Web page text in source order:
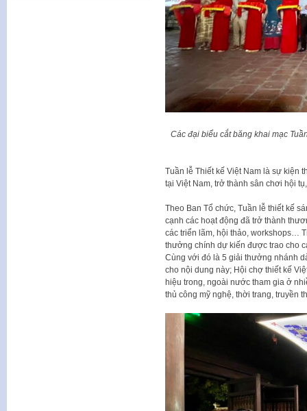
Các đại biểu cắt băng khai mạc
Tuần lễ Thiết kế Việt Nam là sự kiện
tại Việt Nam, trở thành sân chơi hội
Theo Ban Tổ chức, Tuần lễ thiết kế
cạnh các hoạt động đã trở thành
các triển lãm, hội thảo, workshops…
thưởng chính dự kiến được trao cho
Cùng với đó là 5 giải thưởng nhánh
cho nội dung này; Hội chợ thiết kế
hiệu trong, ngoài nước tham gia ở
thủ công mỹ nghệ, thời trang, truyền